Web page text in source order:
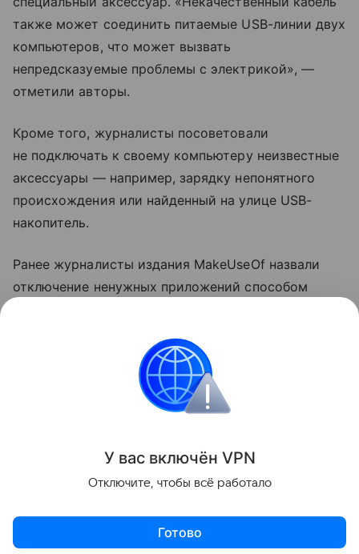
также может соединить питаемые USB-линии двух
компьютеров, что может вызвать
непредсказуемые проблемы с электрикой», —
отметили авторы.
Кроме того, журналисты посоветовали
не подключать к своему компьютеру неизвестные
аксессуары — например, зарядку непонятного
происхождения или найденный на улице USB-
накопитель.
Ранее журналисты издания MakeUseOf назвали
отключение ненужных приложений способом
«Рекомендации и предложения».
Поделиться
У вас включён VPN
Отключите, чтобы всё работало
Готово